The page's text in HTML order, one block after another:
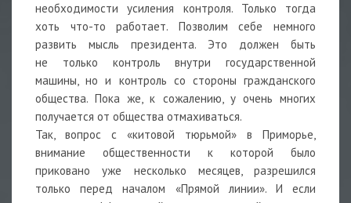
необходимости усиления контроля. Только тогда
хоть что-то работает. Позволим себе немного
развить мысль президента. Это должен быть
не только контроль внутри государственной
машины, но и контроль со стороны гражданского
общества. Пока же, к сожалению, у очень многих
получается от общества отмахиваться.
Так, вопрос с «китовой тюрьмой» в Приморье,
внимание общественности к которой было
приковано уже несколько месяцев, разрешился
только перед началом «Прямой линии». И если